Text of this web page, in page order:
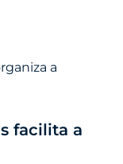
a
facilita a